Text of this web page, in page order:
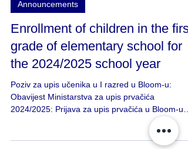
Announcements
Enrollment of children in the first
grade of elementary school for
the 2024/2025 school year
Poziv za upis učenika u I razred u Bloom-u:
Obavijest Ministarstva za upis prvačića
2024/2025: Prijava za upis prvačića u Bloom-u